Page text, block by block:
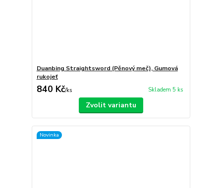
Duanbing Straightsword (Pěnový meč), Gumová
rukojeť
840 Kč/ks Skladem 5 ks
Zvolit variantu
Novinka